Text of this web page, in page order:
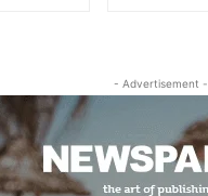
- Advertisement -